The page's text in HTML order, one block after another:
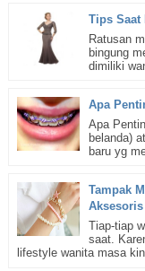
Tips Saat
Ratusan
bingung
dimiliki
Apa
Apa
belanda)
baru yg
Tampak
Tiap-tiap
saat.
lifestyle wanita masa